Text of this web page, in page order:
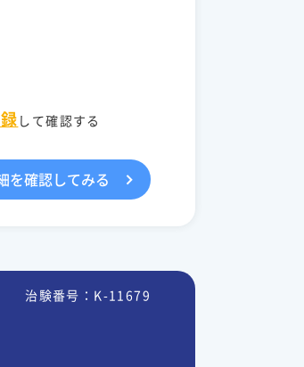
して確認する
を確認してみる
治験番号：K-11679